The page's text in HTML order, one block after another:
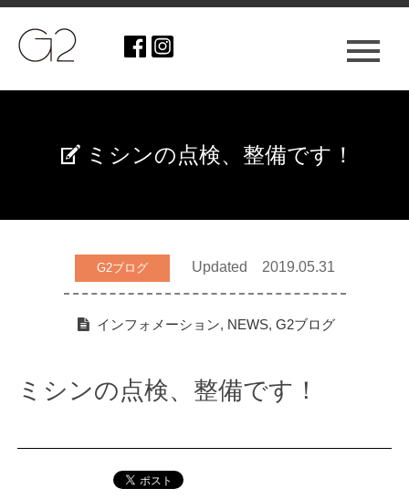
ミシンの点検、整備です！
G2ブログ Updated 2019.05.31
インフォメーション, NEWS, G2ブログ
ミシンの点検、整備です！